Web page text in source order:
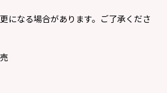
になる場合があります。ご了承くださ